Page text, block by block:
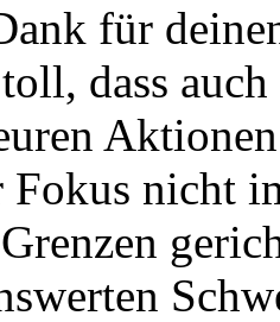
für
dass
Fokus nicht